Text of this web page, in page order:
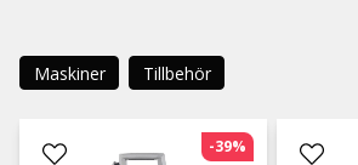
Maskiner Tillbehör
-39%